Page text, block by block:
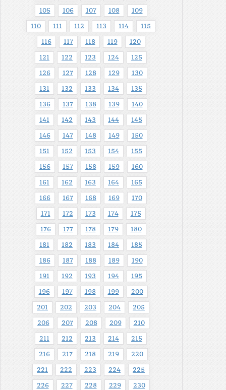
105 106 107 108 109
110 111 112 113 114 115
116 117 118 119 120
121 122 123 124 125
126 127 128 129 130
131 132 133 134 135
136 137 138 139 140
141 142 143 144 145
146 147 148 149 150
151 152 153 154 155
156 157 158 159 160
161 162 163 164 165
166 167 168 169 170
171 172 173 174 175
176 177 178 179 180
181 182 183 184 185
186 187 188 189 190
191 192 193 194 195
196 197 198 199 200
201 202 203 204 205
206 207 208 209 210
211 212 213 214 215
216 217 218 219 220
221 222 223 224 225
226 227 228 229 230